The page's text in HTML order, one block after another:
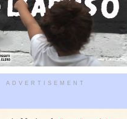
ADVERTISEMENT